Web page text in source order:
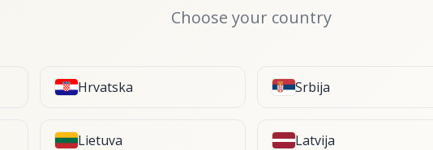
Choose your country
Hrvatska Srbija
Lietuva Latvija